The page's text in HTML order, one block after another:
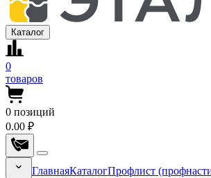
Каталог
0
товаров
0 позиций
0.00 ₽
ГлавнаяКаталогПрофлист